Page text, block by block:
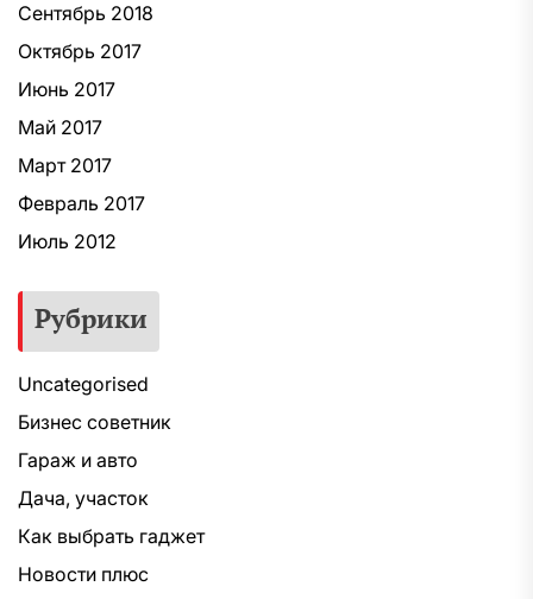
Сентябрь 2018
Октябрь 2017
Июнь 2017
Май 2017
Март 2017
Февраль 2017
Июль 2012
Рубрики
Uncategorised
Бизнес советник
Гараж и авто
Дача, участок
Как выбрать гаджет
Новости плюс